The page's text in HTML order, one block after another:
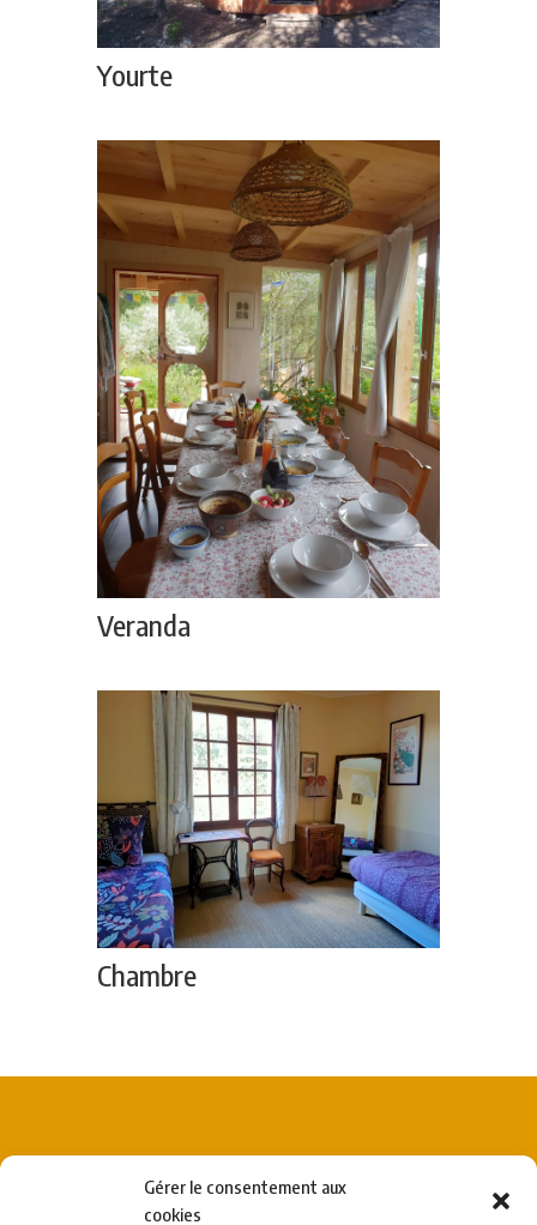
Gérer le consentement aux
cookies
Yourte
Veranda
Chambre
A propos de l’enseignante